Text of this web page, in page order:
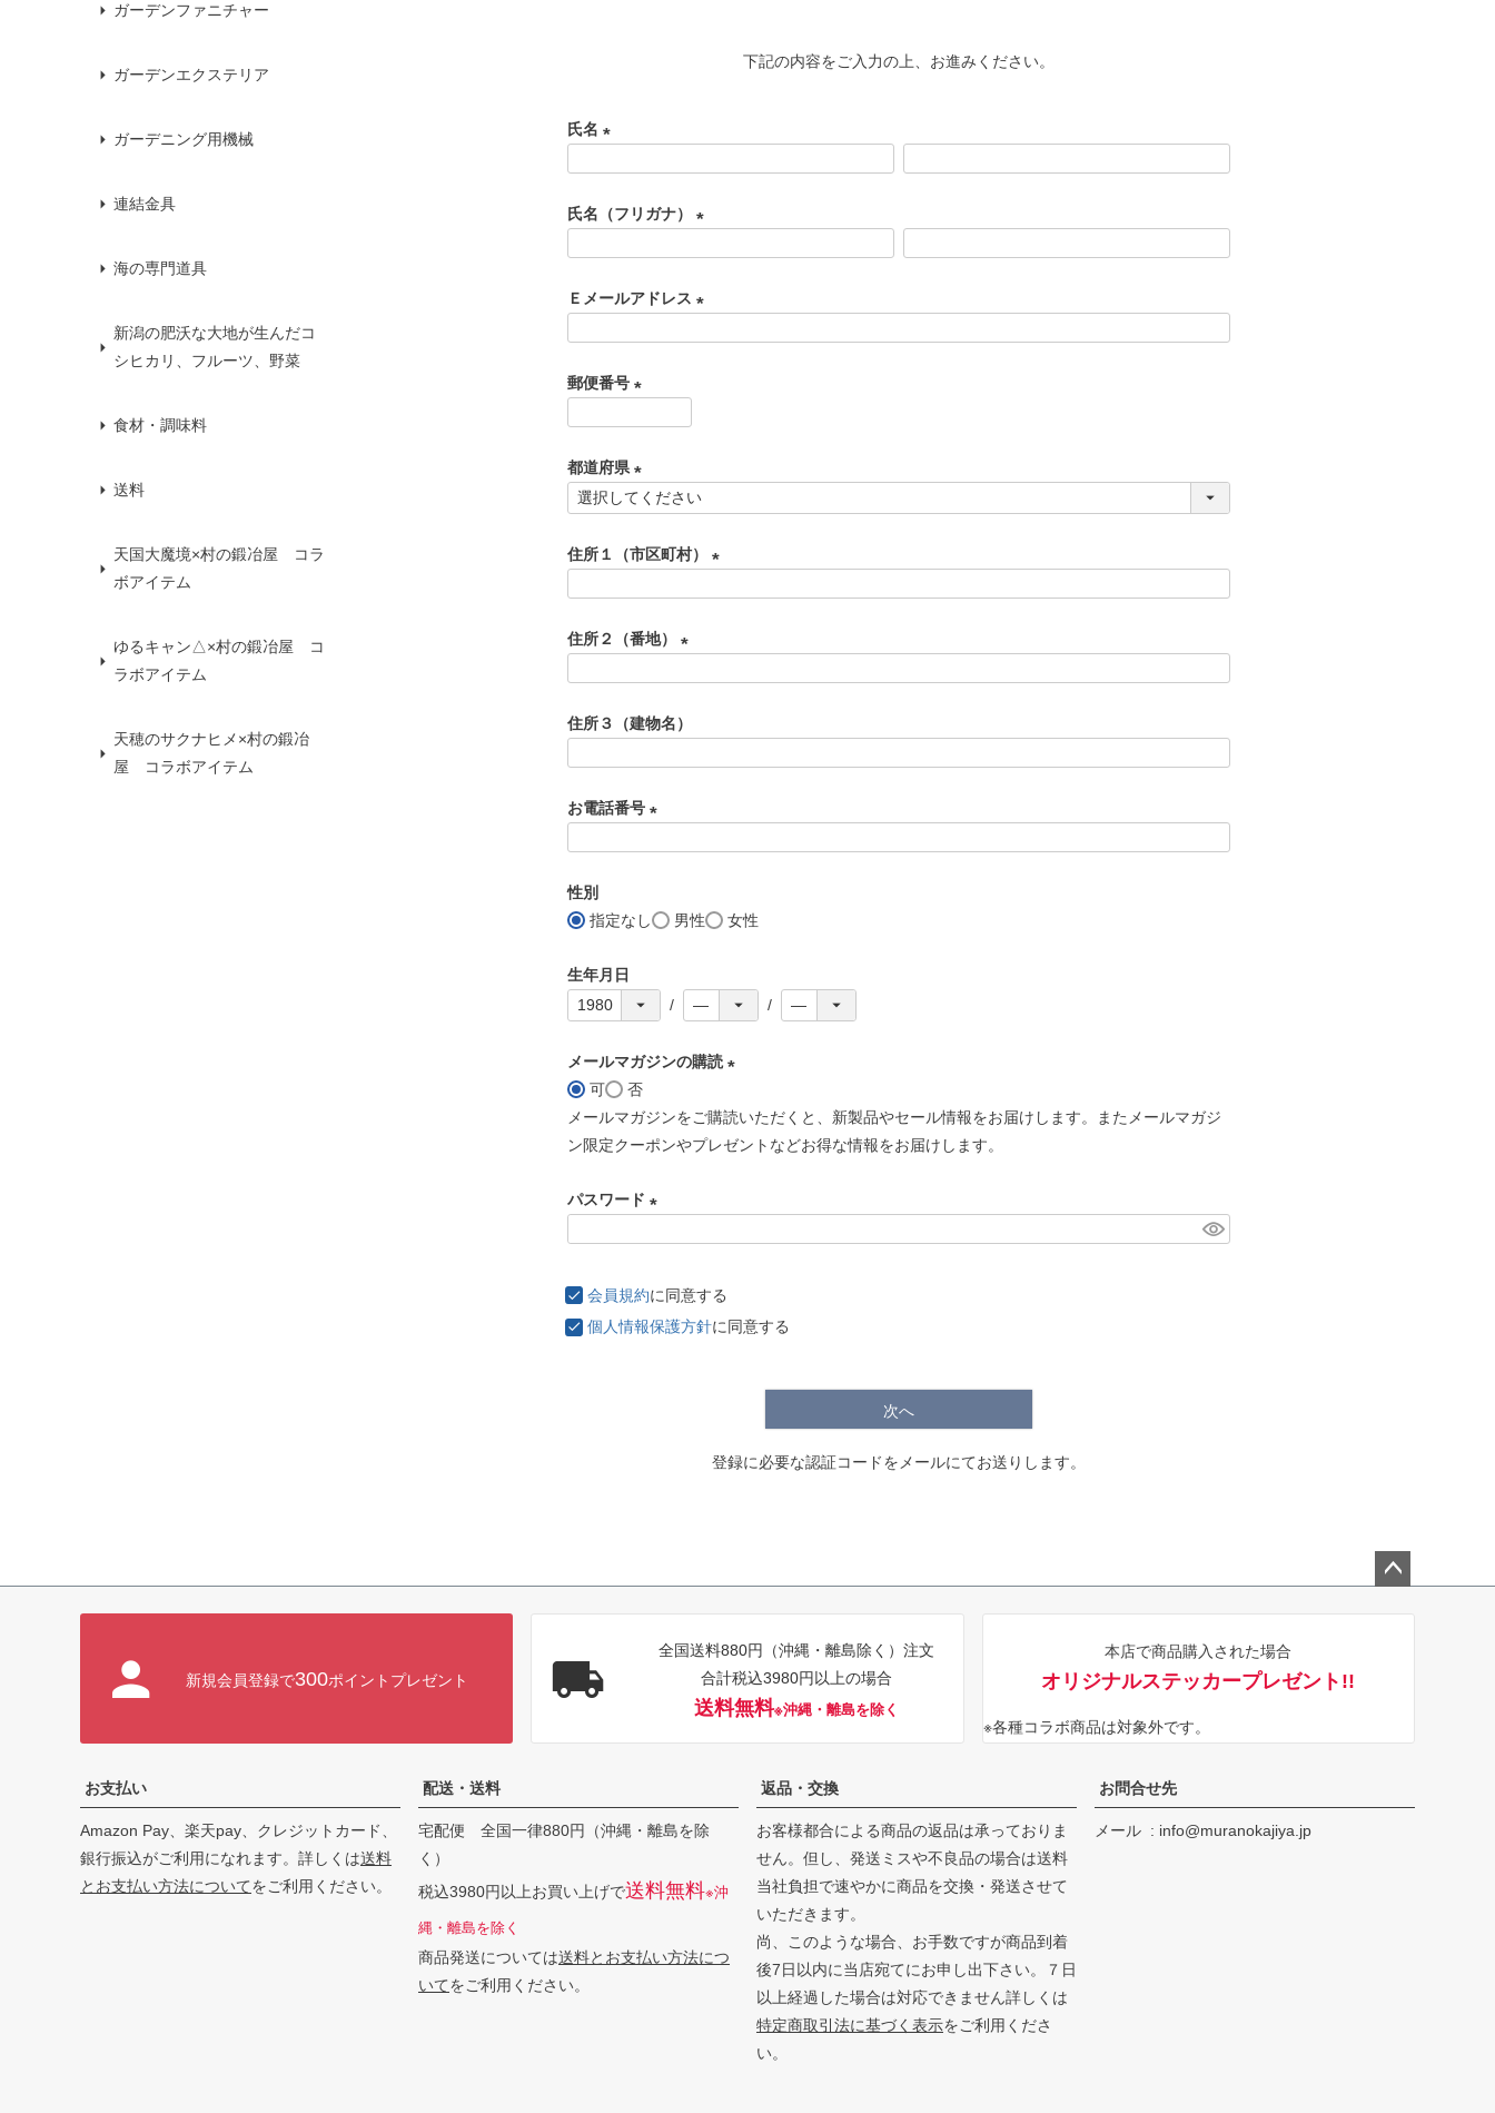
ガーデンファニチャー
ガーデンエクステリア
ガーデニング用機械
連結金具
海の専門道具
新潟の肥沃な大地が生んだコ
シヒカリ、フルーツ、野菜
食材・調味料
送料
天国大魔境×村の鍛冶屋 コラ
ボアイテム
ゆるキャン△×村の鍛冶屋 コ
ラボアイテム
天穂のサクナヒメ×村の鍛冶
屋 コラボアイテム
下記の内容をご入力の上、お進みください。
氏名
須
氏名（フリガナ）
須
Ｅメールアドレス
郵便番号
須
)
都道府県
(
須
住所１（市区町村）
住所２（番地）
須
住所３（建物名）
お電話番号
)
性別
指定なし
男性 女性
生年月日
メールマガジンの購読
必
須
可
否
メールマガジンをご購読いただくと、新製品やセール情報をお届けします。またメールマガジ
ン限定クーポンやプレゼントなどお得な情報をお届けします。
パスワード
須
)
会員規約に同意する
個人情報保護方針に同意する
次へ
登録に必要な認証コードをメールにてお送りします。
新規会員登録で300ポイントプレゼント
全国送料880円（沖縄・離島除く）注文
合計税込3980円以上の場合
送料無料※沖縄・離島を除く
本店で商品購入された場合
オリジナルステッカープレゼント!!
※各種コラボ商品は対象外です。
お支払い
Amazon Pay、楽天pay、クレジットカード、
銀行振込がご利用になれます。詳しくは送料
とお支払い方法についてをご利用ください。
配送・送料
宅配便 全国一律880円（沖縄・離島を除
く）
税込3980円以上お買い上げで送料無料※沖
縄・離島を除く
商品発送については送料とお支払い方法につ
いてをご利用ください。
返品・交換
お客様都合による商品の返品は承っておりま
せん。但し、発送ミスや不良品の場合は送料
当社負担で速やかに商品を交換・発送させて
いただきます。
尚、このような場合、お手数ですが商品到着
後7日以内に当店宛てにお申し出下さい。７日
以上経過した場合は対応できません詳しくは
特定商取引法に基づく表示をご利用くださ
い。
お問合せ先
メール info@muranokajiya.jp